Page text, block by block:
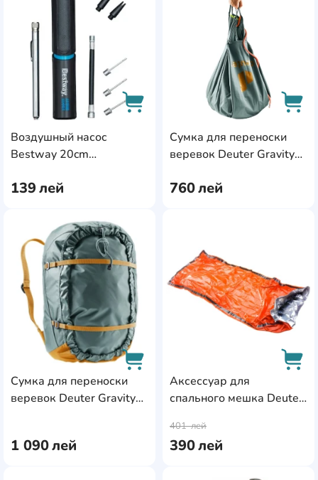
Воздушный насоc
Bestway 20cm
139лей
AddCardToCart
Сумка для переноски
веревок Deuter Gravity
Teal/Cinnamon
760лей
Сумка для переноски
веревок Deuter Gravity
1 090лей
Аксессуар для
спального мешка Deuter
(3972025)
390лей
401лей